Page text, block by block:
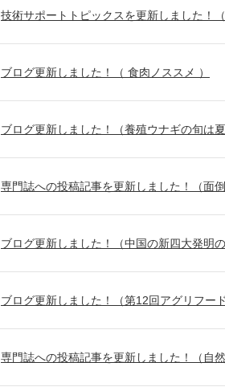
技術サポートトピックスを更新しました！
ブログ更新しました！（ 食肉ノススメ ）
ブログ更新しました！（養殖ウナギの旬は
専門誌への投稿記事を更新しました！（面
ブログ更新しました！（中国の新四大発明
ブログ更新しました！（第12回アグリフー
専門誌への投稿記事を更新しました！（自